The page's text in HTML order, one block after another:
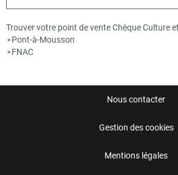
Trouver votre point de vente Chèque Culture
> Pont-à-Mousson
> FNAC
Nous contacter
Gestion des cookies
Mentions légales